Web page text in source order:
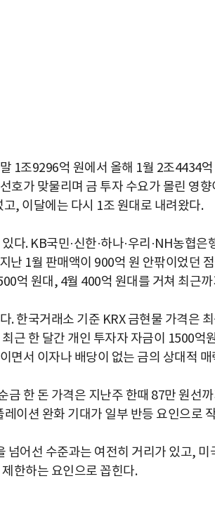
1조9296억 원에서 올해 1월 2조4434
호가 맞물리며 금 투자 수요가 몰린 영
, 이달에는 다시 1조 원대로 내려왔다.
다. KB국민·신한·하나·우리·NH농협
난 1월 판매액이 900억 원 안팎이었던
억 원대, 4월 400억 원대를 거쳐 최근
. 한국거래소 기준 KRX 금현물 가격은
근 한 달간 개인 투자자 자금이 1500억
면서 이자나 배당이 없는 금의 상대적
금 한 돈 가격은 지난주 한때 87만 원선
레이션 완화 기대가 일부 반등 요인으로
넘어선 수준과는 여전히 거리가 있고,
한하는 요인으로 꼽힌다.